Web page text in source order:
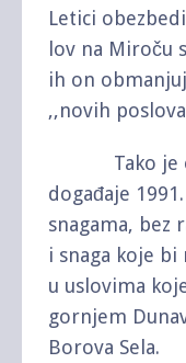
Letici
lov na Miroču
ih on
,,novih
Tako je
događaje
snagama, bez
i snaga koje
u uslovima
gornjem
Borova Sela.